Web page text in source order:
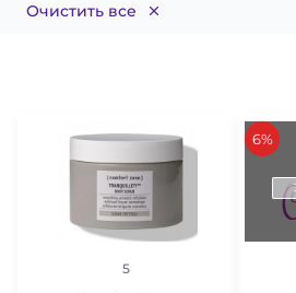
Очистить все
рейтинг
5
скидка
6%